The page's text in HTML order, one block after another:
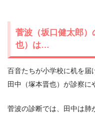
菅波（坂口健太郎
也）は…
百音たちが小学校に机を届
田中（塚本晋也）が診察に
菅波の診断では、田中は肺